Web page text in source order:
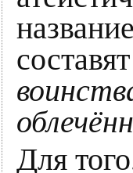
Для